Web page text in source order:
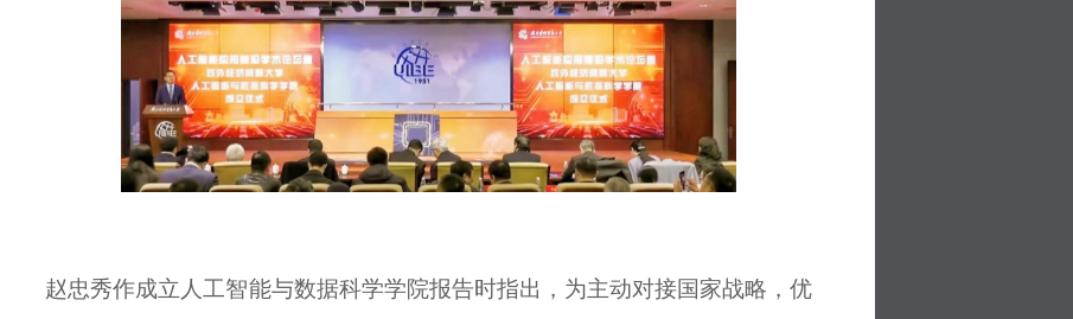
赵忠秀作成立人工智能与数据科学学院报告时指出，为主动对接国家战略，优